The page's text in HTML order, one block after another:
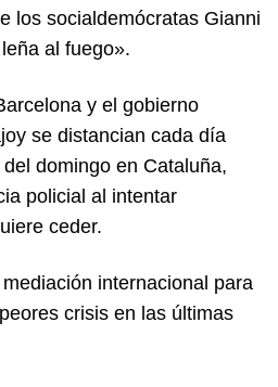
los socialdemócratas Gianni
al fuego».
y el gobierno
se distancian cada día
domingo en Cataluña,
policial al intentar
ceder.
internacional para
crisis en las últimas